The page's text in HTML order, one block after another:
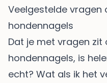
Veelgestelde vragen
hondennagels
Dat je met vragen zit
hondennagels, is
echt? Wat als ik het